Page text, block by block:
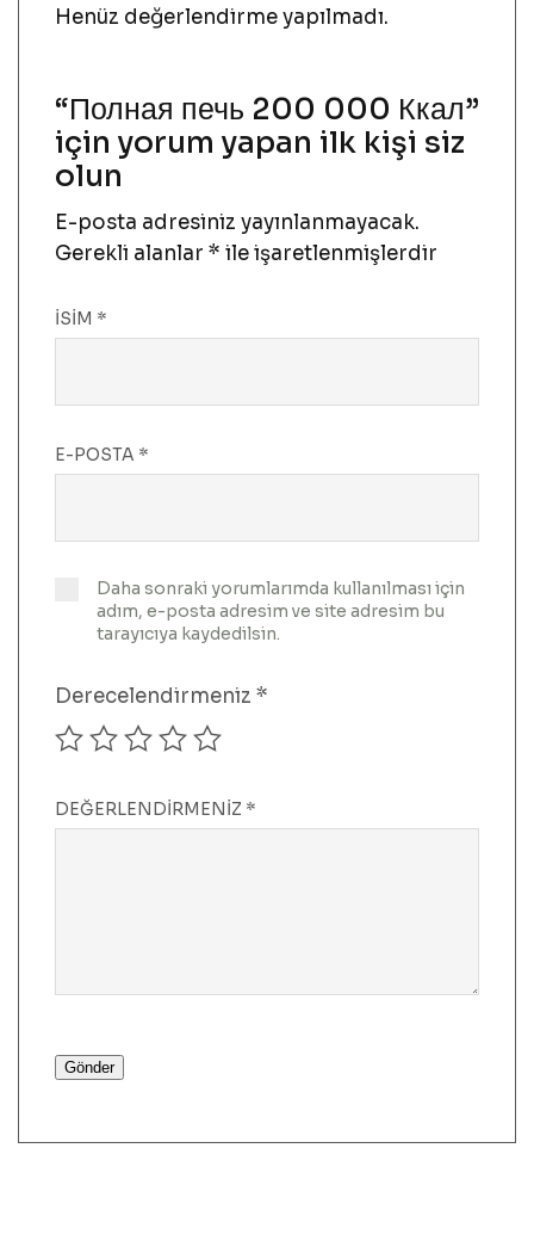
Henüz değerlendirme yapılmadı.
“Полная печь 200 000 Ккал”
için yorum yapan ilk kişi siz
olun
E-posta adresiniz yayınlanmayacak.
Gerekli alanlar * ile işaretlenmişlerdir
İSIM *
E-POSTA *
Daha sonraki yorumlarımda kullanılması için
adım, e-posta adresim ve site adresim bu
tarayıcıya kaydedilsin.
Derecelendirmeniz *
DEĞERLENDIRMENIZ *
Gönder